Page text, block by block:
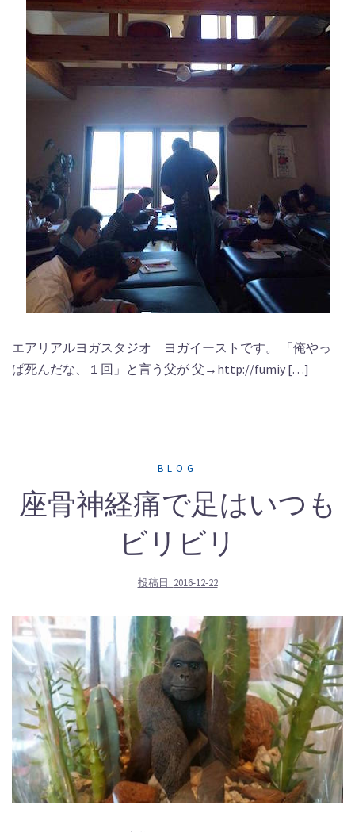
エアリアルヨガスタジオ ヨガイーストです。 「俺やっ
ぱ死んだな、１回」と言う父が 父→http://fumiy […]
BLOG
座骨神経痛で足はいつも
ビリビリ
投稿日: 2016-12-22